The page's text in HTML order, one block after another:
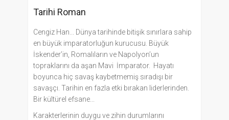
Tarihi Roman
Cengiz Han... Dünya tarihinde bitişik sınırlara sahip
en büyük imparatorluğun kurucusu. Büyük
İskender’in, Romalıların ve Napolyon’un
topraklarını da aşan Mavi İmparator. Hayatı
boyunca hiç savaş kaybetmemiş sıradışı bir
savaşçı. Tarihin en fazla etki bırakan liderlerinden.
Bir kültürel efsane...
Karakterlerinin duygu ve zihin durumlarını